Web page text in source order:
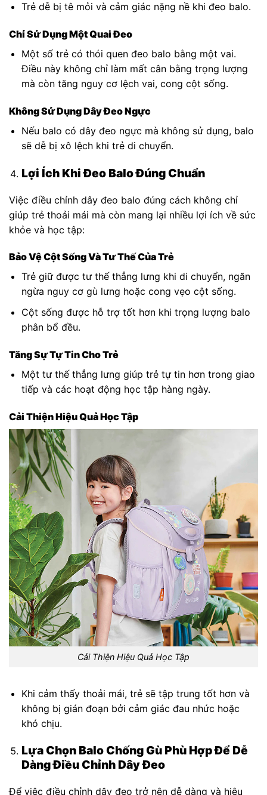
Trẻ dễ bị tê mỏi và cảm giác nặng nề khi đeo balo.
Chỉ Sử Dụng Một Quai Đeo
Một số trẻ có thói quen đeo balo bằng một vai.
Điều này không chỉ làm mất cân bằng trọng lượng
mà còn tăng nguy cơ lệch vai, cong cột sống.
Không Sử Dụng Dây Đeo Ngực
Nếu balo có dây đeo ngực mà không sử dụng, balo
sẽ dễ bị xô lệch khi trẻ di chuyển.
Lợi Ích Khi Đeo Balo Đúng Chuẩn
Việc điều chỉnh dây đeo balo đúng cách không chỉ
giúp trẻ thoải mái mà còn mang lại nhiều lợi ích về sức
khỏe và học tập:
Bảo Vệ Cột Sống Và Tư Thế Của Trẻ
Trẻ giữ được tư thế thẳng lưng khi di chuyển, ngăn
ngừa nguy cơ gù lưng hoặc cong vẹo cột sống.
Cột sống được hỗ trợ tốt hơn khi trọng lượng balo
phân bổ đều.
Tăng Sự Tự Tin Cho Trẻ
Một tư thế thẳng lưng giúp trẻ tự tin hơn trong giao
tiếp và các hoạt động học tập hàng ngày.
Cải Thiện Hiệu Quả Học Tập
Cải Thiện Hiệu Quả Học Tập
Khi cảm thấy thoải mái, trẻ sẽ tập trung tốt hơn và
không bị gián đoạn bởi cảm giác đau nhức hoặc
khó chịu.
Lựa Chọn Balo Chống Gù Phù Hợp Để Dễ
Dàng Điều Chỉnh Dây Đeo
Để việc điều chỉnh dây đeo trở nên dễ dàng và hiệu